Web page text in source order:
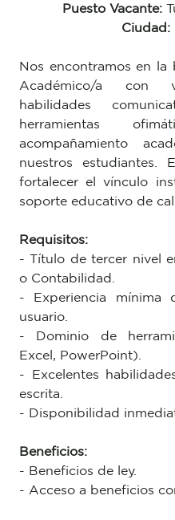
Puesto Vacante:
Ciudad:
Nos encontramos en la
Académico/a con
habilidades
herramientas
acompañamiento
nuestros estudiantes.
fortalecer el vínculo
soporte educativo de
Requisitos:
- Título de tercer nivel
o Contabilidad.
- Experiencia mínima
usuario.
- Dominio de
Excel, PowerPoint).
- Excelentes
escrita.
- Disponibilidad
Beneficios:
- Beneficios de ley.
- Acceso a beneficios